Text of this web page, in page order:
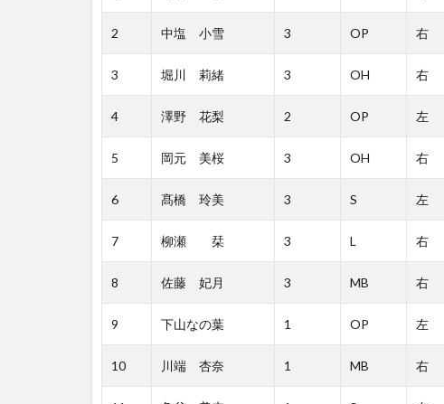
2 中塩 小雪 3 OP 右
3 堀川 莉緒 3 OH 右
4 澤野 花梨 2 OP 左
5 岡元 美桜 3 OH 右
6 髙橋 玲美 3 S 左
7 柳瀬 栞 3 L 右
8 佐藤 妃月 3 MB 右
9 下山なの葉 1 OP 左
10 川端 杏奈 1 MB 右